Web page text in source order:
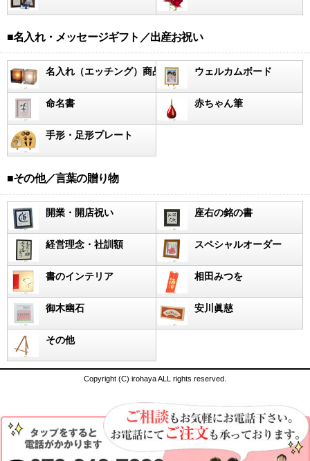
■名入れ・メッセージギフト／出産お祝い
名入れ（エッチング）商品 ウェルカムボード
命名書 赤ちゃん筆
手形・足形プレート
■その他／言葉の贈り物
開業・開店祝い 座右の銘の書
経営理念・社訓額 スペシャルオーダー
書のインテリア 相田みつを
御木幽石 安川眞慈
その他
Copyright (C) irohaya ALL rights reserved.